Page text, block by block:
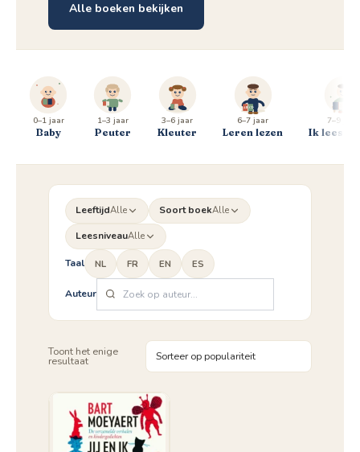
Alle boeken bekijken
0–1 jaar
Baby
1–3 jaar
Peuter
3–6 jaar
Kleuter
6–7 jaar
Leren lezen
7–9 jaar
Ik lees al
LeeftijdAlle Soort boekAlle
LeesniveauAlle
Taal NL FR EN ES
Auteur
Toont het enige
resultaat